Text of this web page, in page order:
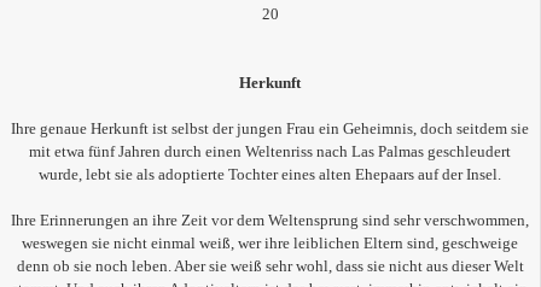
20
Herkunft
Ihre genaue Herkunft ist selbst der jungen Frau ein Geheimnis, doch seitdem sie
mit etwa fünf Jahren durch einen Weltenriss nach Las Palmas geschleudert
wurde, lebt sie als adoptierte Tochter eines alten Ehepaars auf der Insel.
Ihre Erinnerungen an ihre Zeit vor dem Weltensprung sind sehr verschwommen,
weswegen sie nicht einmal weiß, wer ihre leiblichen Eltern sind, geschweige
denn ob sie noch leben. Aber sie weiß sehr wohl, dass sie nicht aus dieser Welt